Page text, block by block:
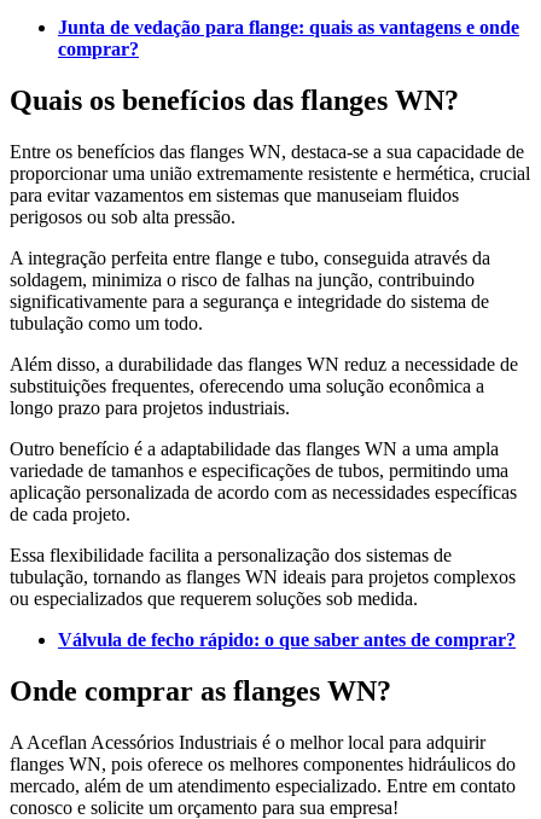
Junta de vedação para flange: quais as vantagens e onde
comprar?
Quais os benefícios das flanges WN?
Entre os benefícios das flanges WN, destaca-se a sua capacidade de
proporcionar uma união extremamente resistente e hermética, crucial
para evitar vazamentos em sistemas que manuseiam fluidos
perigosos ou sob alta pressão.
A integração perfeita entre flange e tubo, conseguida através da
soldagem, minimiza o risco de falhas na junção, contribuindo
significativamente para a segurança e integridade do sistema de
tubulação como um todo.
Além disso, a durabilidade das flanges WN reduz a necessidade de
substituições frequentes, oferecendo uma solução econômica a
longo prazo para projetos industriais.
Outro benefício é a adaptabilidade das flanges WN a uma ampla
variedade de tamanhos e especificações de tubos, permitindo uma
aplicação personalizada de acordo com as necessidades específicas
de cada projeto.
Essa flexibilidade facilita a personalização dos sistemas de
tubulação, tornando as flanges WN ideais para projetos complexos
ou especializados que requerem soluções sob medida.
Válvula de fecho rápido: o que saber antes de comprar?
Onde comprar as flanges WN?
A Aceflan Acessórios Industriais é o melhor local para adquirir
flanges WN, pois oferece os melhores componentes hidráulicos do
mercado, além de um atendimento especializado. Entre em contato
conosco e solicite um orçamento para sua empresa!